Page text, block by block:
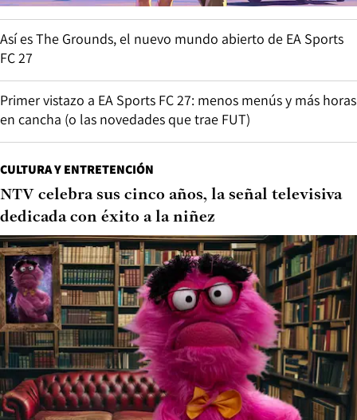
Así es The Grounds, el nuevo mundo abierto de EA Sports
FC 27
Primer vistazo a EA Sports FC 27: menos menús y más horas
en cancha (o las novedades que trae FUT)
CULTURA Y ENTRETENCIÓN
NTV celebra sus cinco años, la señal televisiva
dedicada con éxito a la niñez